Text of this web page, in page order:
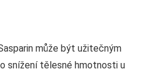
může být užitečným
snížení tělesné hmotnosti u